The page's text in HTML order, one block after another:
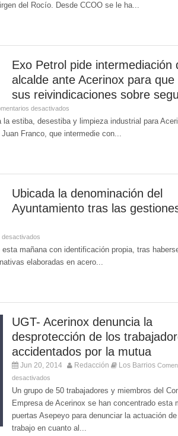
del Rocío. Desde CCOO se le ha...
Exo Petrol pide intermediación
alcalde ante Acerinox para que
sus reivindicaciones sobre
desactivados
estiba, desestiba y limpieza industrial para
Franco, que intermedie con...
Ubicada la denominación del
Ayuntamiento tras las
desactivados
mañana con identificación propia, tras
elaboradas en acero...
UGT- Acerinox denuncia la
desprotección de los
accidentados por la mutua
Jun 20, 2014 Redacción Los Barrios
desactivados
Un grupo de 50 trabajadores y miembros del
Empresa de Acerinox se han concentrado esta
puertas Asepeyo para denunciar la actuación
trabajo en cuanto al...